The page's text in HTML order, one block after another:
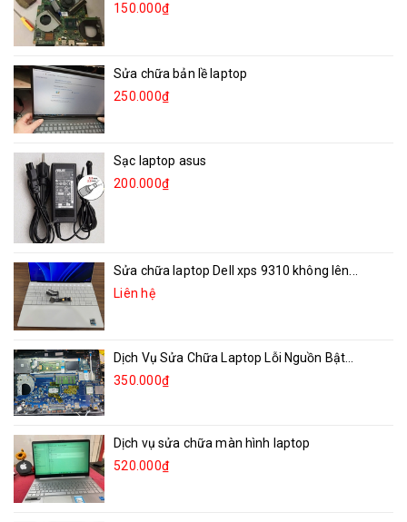
150.000₫
Sửa chữa bản lề laptop
250.000₫
Sạc laptop asus
200.000₫
Sửa chữa laptop Dell xps 9310 không lên...
Liên hệ
Dịch Vụ Sửa Chữa Laptop Lỗi Nguồn Bật...
350.000₫
Dịch vụ sửa chữa màn hình laptop
520.000₫